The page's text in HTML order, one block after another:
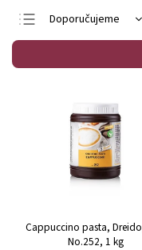
Doporučujeme
Nejlevnější
Nejdražší
Abecedně
Cappuccino pasta,
No.252, 1 kg